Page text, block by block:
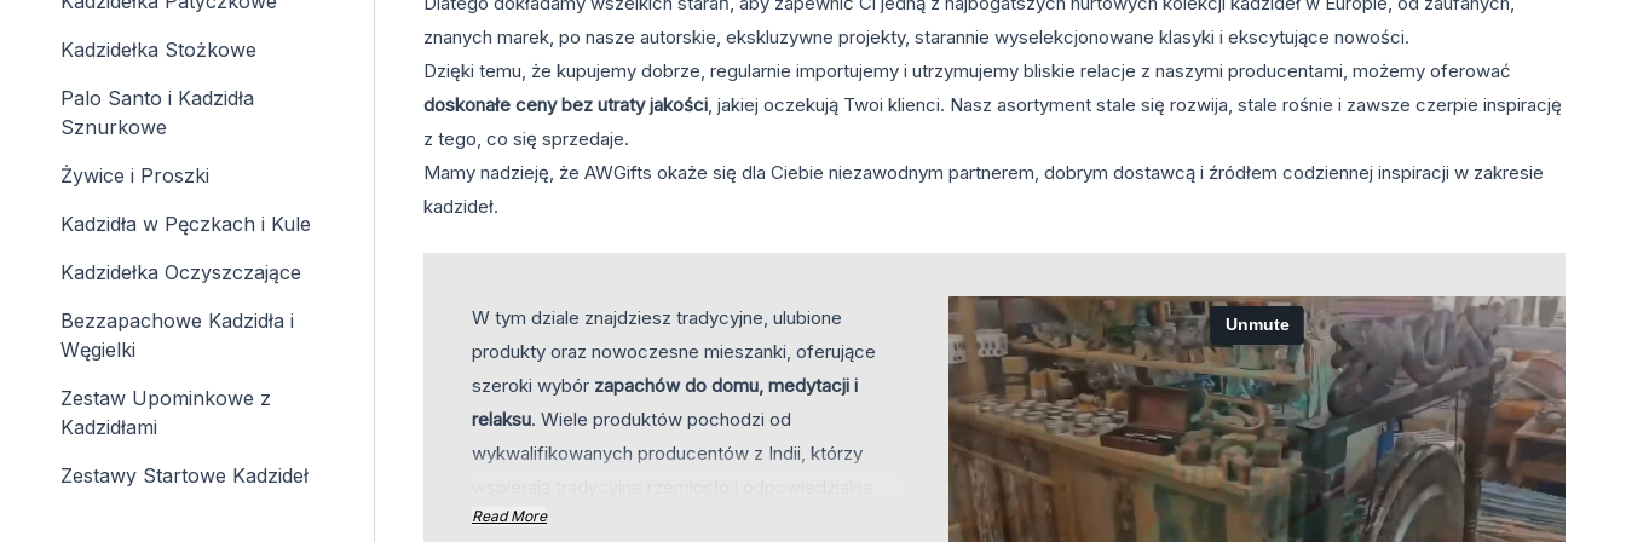
Kadzidełka Stożkowe
Palo Santo i Kadzidła
Sznurkowe
Żywice i Proszki
Kadzidła w Pęczkach i Kule
Kadzidełka Oczyszczające
Bezzapachowe Kadzidła i
Węgielki
Zestaw Upominkowe z
Kadzidłami
Zestawy Startowe Kadzideł
znanych marek, po nasze autorskie, ekskluzywne projekty, starannie wyselekcjonowane klasyki i ekscytujące nowości.
Dzięki temu, że kupujemy dobrze, regularnie importujemy i utrzymujemy bliskie relacje z naszymi producentami, możemy oferować
doskonałe ceny bez utraty jakości, jakiej oczekują Twoi klienci. Nasz asortyment stale się rozwija, stale rośnie i zawsze czerpie inspirację
z tego, co się sprzedaje.
Mamy nadzieję, że AWGifts okaże się dla Ciebie niezawodnym partnerem, dobrym dostawcą i źródłem codziennej inspiracji w zakresie
kadzideł.
W tym dziale znajdziesz tradycyjne, ulubione
produkty oraz nowoczesne mieszanki, oferujące
szeroki wybór zapachów do domu, medytacji i
relaksu. Wiele produktów pochodzi od
wykwalifikowanych producentów z Indii, którzy
produkcję.
Read More